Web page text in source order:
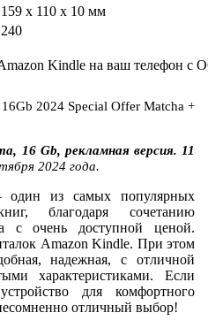
159 x 110 x 10 мм
240
Kindle на ваш телефон с
2024 Special Offer Matcha +
16 Gb, рекламная версия. 11
2024 года.
из самых популярных
благодаря сочетанию
с очень доступной ценой.
Amazon Kindle. При этом
надежная, с отличной
характеристиками. Если
для комфортного
отличный выбор!